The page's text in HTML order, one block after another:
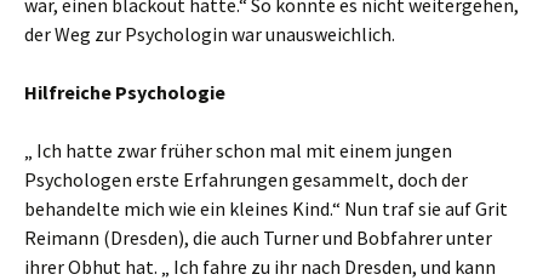
war, einen blackout hatte.“ So konnte es nicht weitergehen,
der Weg zur Psychologin war unausweichlich.
Hilfreiche Psychologie
„ Ich hatte zwar früher schon mal mit einem jungen
Psychologen erste Erfahrungen gesammelt, doch der
behandelte mich wie ein kleines Kind.“ Nun traf sie auf Grit
Reimann (Dresden), die auch Turner und Bobfahrer unter
ihrer Obhut hat. „ Ich fahre zu ihr nach Dresden, und kann